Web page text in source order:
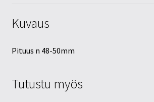
Kuvaus
Pituus n 48-50mm
Tutustu myös